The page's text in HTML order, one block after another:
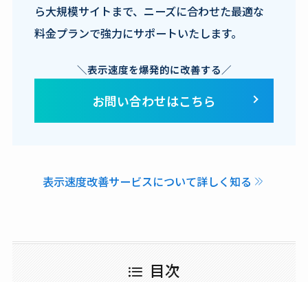
ら大規模サイトまで、ニーズに合わせた最適な
料金プランで強力にサポートいたします。
＼表示速度を爆発的に改善する／
お問い合わせはこちら
表示速度改善サービスについて詳しく知る
目次